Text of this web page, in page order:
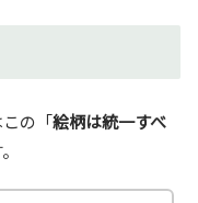
の「絵柄は統一すべ